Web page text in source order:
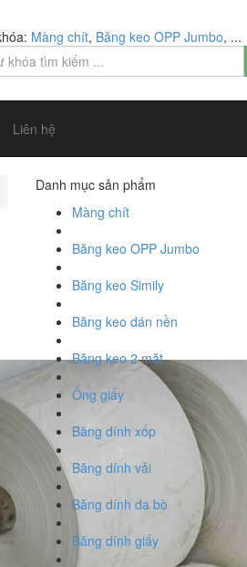
Màng chít, Băng keo OPP Jumbo, ...
Liên hệ
Danh mục sản phẩm
Màng chít
Băng keo OPP Jumbo
Băng keo Simily
Băng keo dán nền
Băng keo 2 mặt
Ống giấy
Băng dính xốp
Băng dính vải
Băng dính da bò
Băng dính giấy